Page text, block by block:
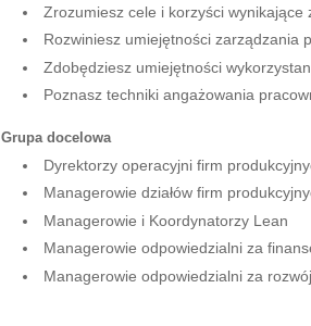
Zrozumiesz cele i korzyści
Rozwiniesz umiejętności zarządzania
Zdobędziesz umiejętności
Poznasz techniki angażowania
Grupa docelowa
Dyrektorzy operacyjni firm
Managerowie działów firm
Managerowie i Koordynatorzy Lean
Managerowie odpowiedzialni za
Managerowie odpowiedzialni za